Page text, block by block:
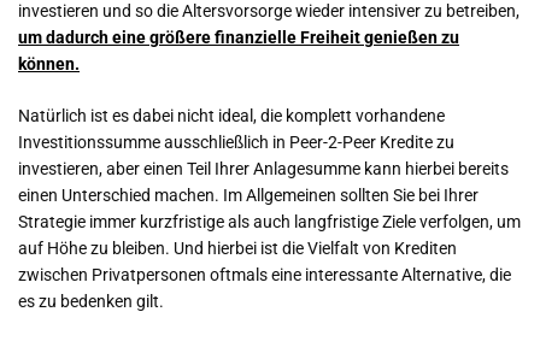
investieren und so die Altersvorsorge wieder intensiver zu betreiben,
um dadurch eine größere finanzielle Freiheit genießen zu
können.
Natürlich ist es dabei nicht ideal, die komplett vorhandene
Investitionssumme ausschließlich in Peer-2-Peer Kredite zu
investieren, aber einen Teil Ihrer Anlagesumme kann hierbei bereits
einen Unterschied machen. Im Allgemeinen sollten Sie bei Ihrer
Strategie immer kurzfristige als auch langfristige Ziele verfolgen, um
auf Höhe zu bleiben. Und hierbei ist die Vielfalt von Krediten
zwischen Privatpersonen oftmals eine interessante Alternative, die
es zu bedenken gilt.